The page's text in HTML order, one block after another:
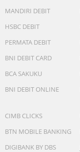
MANDIRI DEBIT
HSBC DEBIT
PERMATA DEBIT
BNI DEBIT CARD
BCA SAKUKU
BNI DEBIT ONLINE
CIMB CLICKS
BTN MOBILE BANKING
DIGIBANK BY DBS